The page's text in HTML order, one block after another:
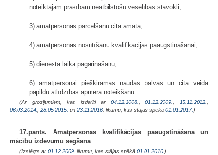
noteiktajām prasībām neatbilstošu veselības stāvokli;
3) amatpersonas pārcelšanu citā amatā;
4) amatpersonas nosūtīšanu kvalifikācijas paaugstināšanai;
5) dienesta laika pagarināšanu;
6) amatpersonai piešķiramās naudas balvas un cita veida
papildu atlīdzības apmēra noteikšanu.
(Ar grozījumiem, kas izdarīti ar 04.12.2008. ,01.12.2009. 15.11.2012.
06.03.2014.
28.05.2015. un 23.11.2016 . likumu, kas stājas spēkā 01.01.2017. )
17.pants. Amatpersonas kvalifikācijas paaugstināšana un
mācību izdevumu segšana
(Izslēgts ar 01.12.2009 . likumu, kas stājas spēkā 01.01.2010. )